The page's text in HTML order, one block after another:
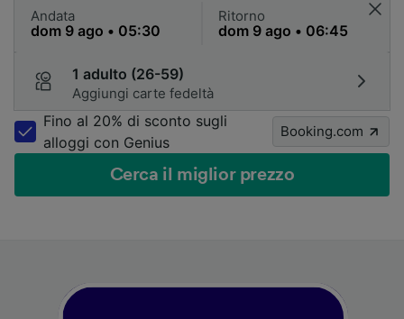
Andata Ritorno
1 adulto (26-59)
Aggiungi carte fedeltà
Fino al 20% di sconto sugli
alloggi con Genius
Booking.com
Cerca il miglior prezzo